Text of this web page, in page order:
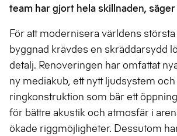
team har gjort hela skillnaden, säger
För att modernisera världens
byggnad krävdes en skräddarsydd
detalj. Renoveringen har omfattat
ny mediakub, ett nytt ljudsystem
ringkonstruktion som bär ett
för bättre akustik och atmosfär i
ökade riggmöjligheter. Dessutom